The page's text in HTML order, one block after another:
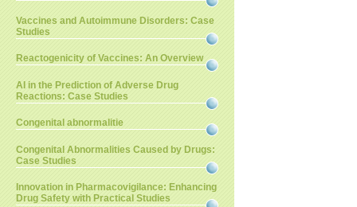
Vaccines and Autoimmune Disorders: Case
Studies
Reactogenicity of Vaccines: An Overview
AI in the Prediction of Adverse Drug
Reactions: Case Studies
Congenital abnormalitie
Congenital Abnormalities Caused by Drugs:
Case Studies
Innovation in Pharmacovigilance: Enhancing
Drug Safety with Practical Studies